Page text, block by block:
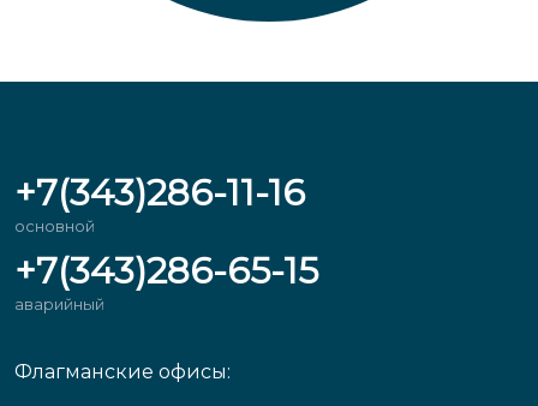
+7(343)286-11-16
основной
+7(343)286-65-15
аварийный
Флагманские офисы: